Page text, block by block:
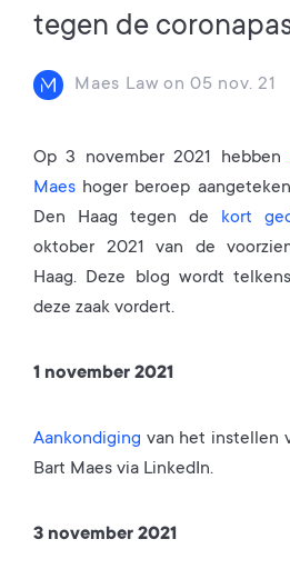
tegen de
Maes Law on 05 nov. 21
Op 3 november 2021 hebben
Maes hoger beroep
Den Haag tegen de kort
oktober 2021 van de
Haag. Deze blog wordt
deze zaak vordert.
1 november 2021
Aankondiging van het instellen
Bart Maes via LinkedIn.
3 november 2021